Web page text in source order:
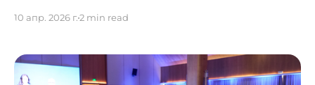
подчеркнув, что именно население остаётся
цифровые системы становятся одной из
ключевых основ развития государства, а риски
10 апр. 2026 г.2 min read